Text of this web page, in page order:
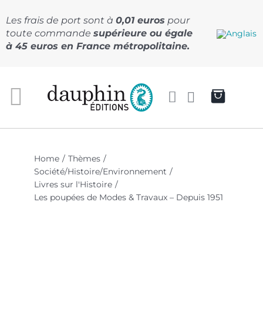
au
contenu
Les frais de port sont à 0,01 euros pour
toute commande supérieure ou égale
à 45 euros en France métropolitaine.
Home
Thèmes
Société/Histoire/Environnement
Livres sur l'Histoire
Les poupées de Modes & Travaux – Depuis 1951